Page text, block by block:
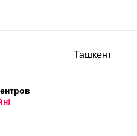
Ташкент